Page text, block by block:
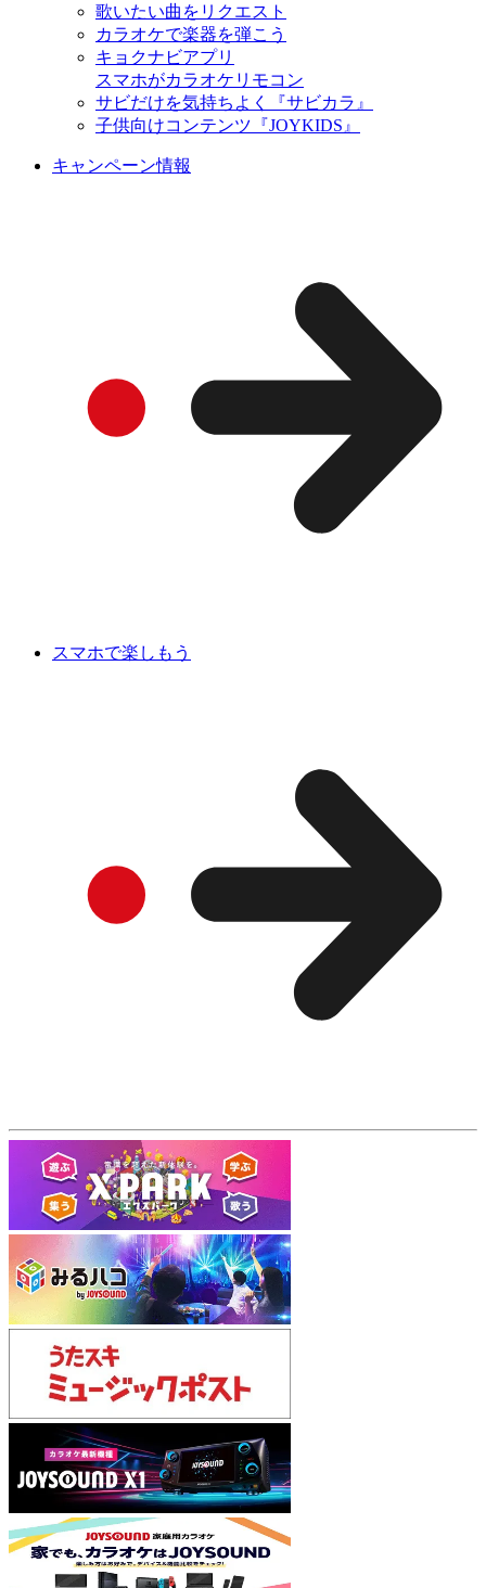
歌いたい曲をリクエスト
カラオケで楽器を弾こう
キョクナビアプリ
スマホがカラオケリモコン
サビだけを気持ちよく『サビカラ』
子供向けコンテンツ『JOYKIDS』
キャンペーン情報
スマホで楽しもう